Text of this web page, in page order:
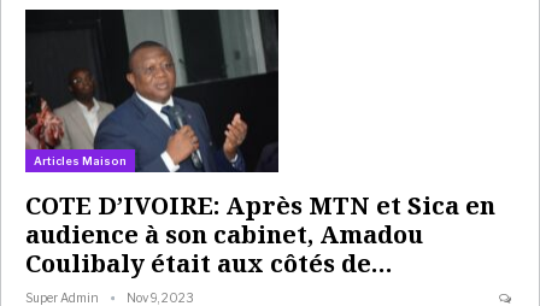
Articles Maison
COTE D’IVOIRE: Après MTN et Sica en
audience à son cabinet, Amadou
Coulibaly était aux côtés de…
Super Admin Nov 9, 2023